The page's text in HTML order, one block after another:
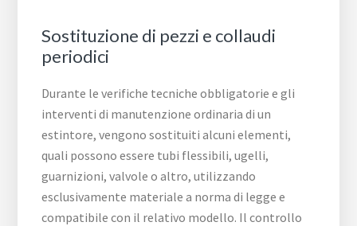
Sostituzione di pezzi e collaudi
periodici
Durante le verifiche tecniche obbligatorie e gli
interventi di manutenzione ordinaria di un
estintore, vengono sostituiti alcuni elementi,
quali possono essere tubi flessibili, ugelli,
guarnizioni, valvole o altro, utilizzando
esclusivamente materiale a norma di legge e
compatibile con il relativo modello. Il controllo